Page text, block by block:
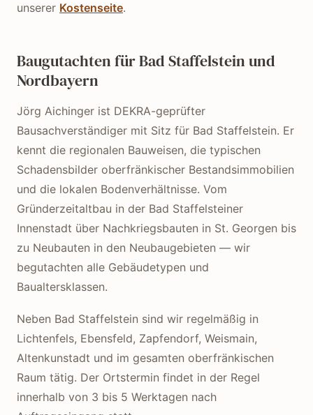
unserer Kostenseite.
Baugutachten für Bad Staffelstein und
Nordbayern
Jörg Aichinger ist DEKRA-geprüfter
Bausachverständiger mit Sitz für Bad Staffelstein. Er
kennt die regionalen Bauweisen, die typischen
Schadensbilder oberfränkischer Bestandsimmobilien
und die lokalen Bodenverhältnisse. Vom
Gründerzeitaltbau in der Bad Staffelsteiner
Innenstadt über Nachkriegsbauten in St. Georgen bis
zu Neubauten in den Neubaugebieten — wir
begutachten alle Gebäudetypen und
Baualtersklassen.
Neben Bad Staffelstein sind wir regelmäßig in
Lichtenfels, Ebensfeld, Zapfendorf, Weismain,
Altenkunstadt und im gesamten oberfränkischen
Raum tätig. Der Ortstermin findet in der Regel
innerhalb von 3 bis 5 Werktagen nach